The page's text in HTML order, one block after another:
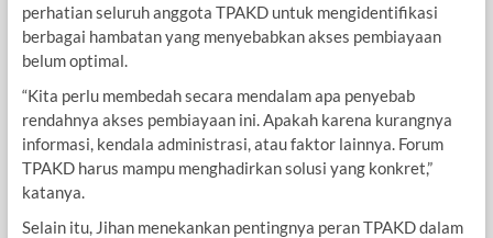
perhatian seluruh anggota TPAKD untuk mengidentifikasi
berbagai hambatan yang menyebabkan akses pembiayaan
belum optimal.
“Kita perlu membedah secara mendalam apa penyebab
rendahnya akses pembiayaan ini. Apakah karena kurangnya
informasi, kendala administrasi, atau faktor lainnya. Forum
TPAKD harus mampu menghadirkan solusi yang konkret,”
katanya.
Selain itu, Jihan menekankan pentingnya peran TPAKD dalam